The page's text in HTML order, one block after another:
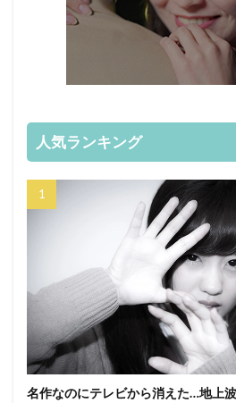
人気ランキング
名作なのにテレビから消えた…地上